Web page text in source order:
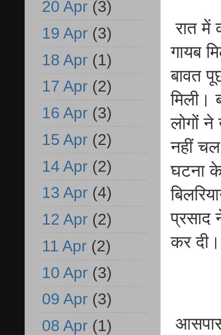
रात में
गायब
बावत
मिली।
लोगों
नहीं
घटना
प्रसाद
कर दी।
20 Apr (3)
19 Apr (3)
18 Apr (1)
17 Apr (2)
16 Apr (3)
15 Apr (2)
14 Apr (2)
13 Apr (4)
12 Apr (2)
11 Apr (2)
10 Apr (3)
09 Apr (3)
08 Apr (1)